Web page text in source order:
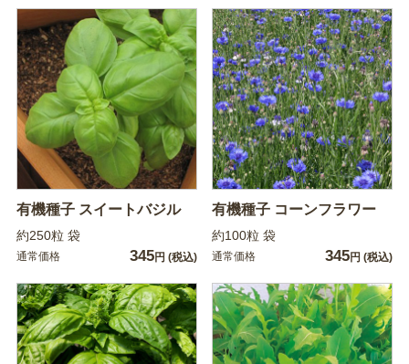
有機種子 スイートバジル
約250粒 袋
通常価格 345円 (税込)
有機種子 コーンフラワー
約100粒 袋
通常価格 345円 (税込)